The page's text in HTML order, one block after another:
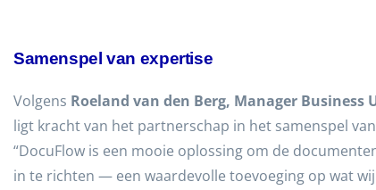
Samenspel van expertise
Volgens Roeland van den Berg, Manager Business
ligt kracht van het partnerschap in het samenspel
“DocuFlow is een mooie oplossing om de
in te richten — een waardevolle toevoeging op wat